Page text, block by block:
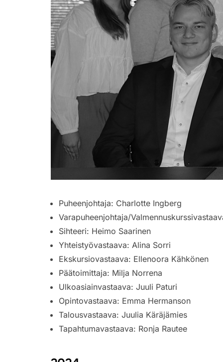
Puheenjohtaja: Charlotte Ingberg
Varapuheenjohtaja/
Sihteeri: Heimo Saarinen
Yhteistyövastaava: Alina Sorri
Ekskursiovastaava: Ellenoora Kähkönen
Päätoimittaja: Milja Norrena
Ulkoasiainvastaava: Juuli Paturi
Opintovastaava: Emma Hermanson
Talousvastaava: Juulia Käräjämies
Tapahtumavastaava: Ronja Rautee